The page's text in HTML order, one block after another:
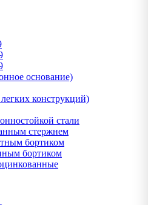
основание)
конструкций)
стали
стержнем
бортиком
бортиком